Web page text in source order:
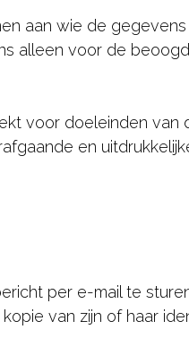
aan wie de
alleen voor de
voor doeleinden van
en
per e-mail te
van zijn of haar